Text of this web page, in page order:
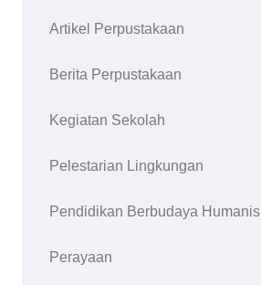
Artikel Perpustakaan
Berita Perpustakaan
Kegiatan Sekolah
Pelestarian Lingkungan
Pendidikan Berbudaya Humanis
Perayaan